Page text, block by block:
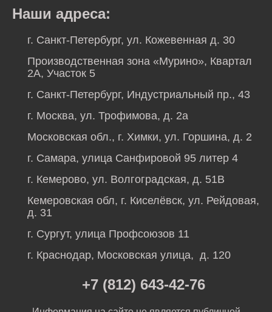
Наши адреса:
г. Санкт-Петербург, ул. Кожевенная д. 30
Производственная зона «Мурино», Квартал
2А, Участок 5
г. Санкт-Петербург, Индустриальный пр., 43
г. Москва, ул. Трофимова, д. 2а
Московская обл., г. Химки, ул. Горшина, д. 2
г. Самара, улица Санфировой 95 литер 4
г. Кемерово, ул. Волгоградская, д. 51В
Кемеровская обл, г. Киселёвск, ул. Рейдовая,
д. 31
г. Сургут, улица Профсоюзов 11
г. Краснодар, Московская улица, д. 120
+7 (812) 643-42-76